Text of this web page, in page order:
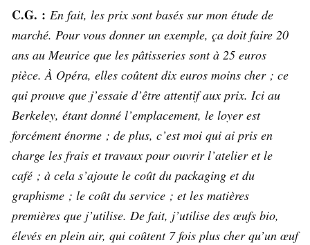
C.G. : En fait, les prix sont basés sur mon étude de
marché. Pour vous donner un exemple, ça doit faire 20
ans au Meurice que les pâtisseries sont à 25 euros
pièce. À Opéra, elles coûtent dix euros moins cher ; ce
qui prouve que j’essaie d’être attentif aux prix. Ici au
Berkeley, étant donné l’emplacement, le loyer est
forcément énorme ; de plus, c’est moi qui ai pris en
charge les frais et travaux pour ouvrir l’atelier et le
café ; à cela s’ajoute le coût du packaging et du
graphisme ; le coût du service ; et les matières
premières que j’utilise. De fait, j’utilise des œufs bio,
élevés en plein air, qui coûtent 7 fois plus cher qu’un œuf